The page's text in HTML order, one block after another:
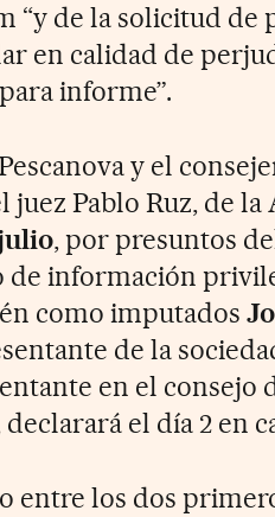
“y de la solicitud de
en calidad de
informe”.
y el
juez Pablo Ruz, de la
, por presuntos
de información
como imputados
de la
en el consejo
el día 2 en
entre los dos